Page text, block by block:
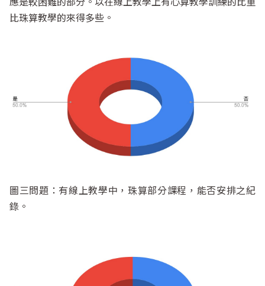
比珠算教學的來得多些。
圖三問題：有線上教學中，珠算部分課程，能否安排之紀
錄。